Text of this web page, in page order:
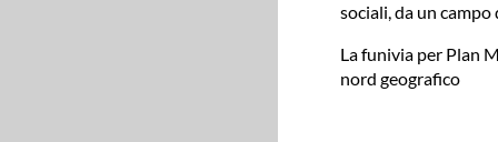
sociali, da un campo
La funivia per Plan
nord geografico